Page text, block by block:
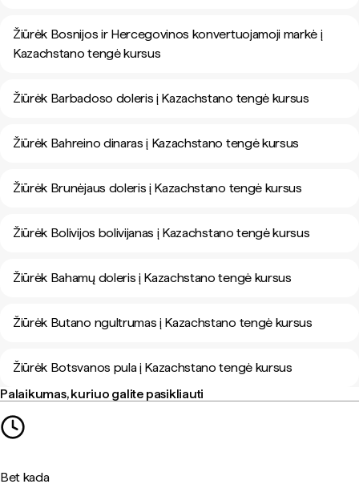
Žiūrėk Bosnijos ir Hercegovinos konvertuojamoji markė į
Kazachstano tengė kursus
Žiūrėk Barbadoso doleris į Kazachstano tengė kursus
Žiūrėk Bahreino dinaras į Kazachstano tengė kursus
Žiūrėk Brunėjaus doleris į Kazachstano tengė kursus
Žiūrėk Bolivijos bolivijanas į Kazachstano tengė kursus
Žiūrėk Bahamų doleris į Kazachstano tengė kursus
Žiūrėk Butano ngultrumas į Kazachstano tengė kursus
Žiūrėk Botsvanos pula į Kazachstano tengė kursus
Palaikumas, kuriuo galite pasikliauti
Bet kada